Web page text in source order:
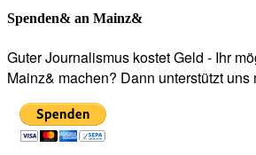
Spenden& an Mainz&
Guter Journalismus kostet Geld - Ihr
Mainz& machen? Dann unterstützt uns